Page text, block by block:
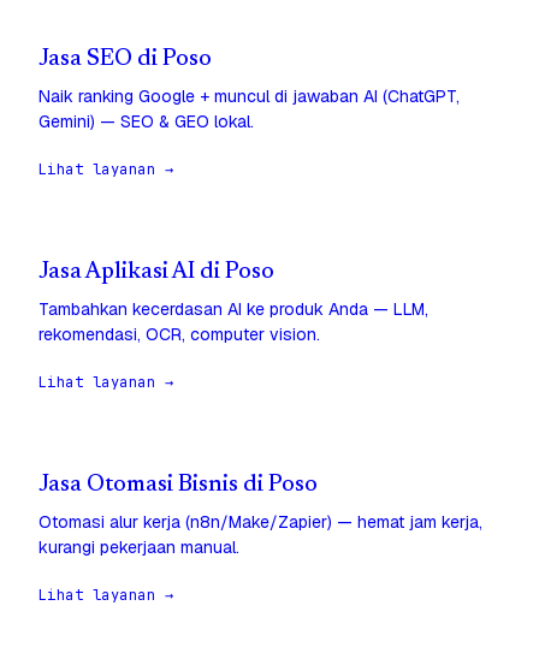
Jasa SEO di Poso
Naik ranking Google + muncul di jawaban AI (ChatGPT,
Gemini) — SEO & GEO lokal.
Lihat layanan →
Jasa Aplikasi AI di Poso
Tambahkan kecerdasan AI ke produk Anda — LLM,
rekomendasi, OCR, computer vision.
Lihat layanan →
Jasa Otomasi Bisnis di Poso
Otomasi alur kerja (n8n/Make/Zapier) — hemat jam kerja,
kurangi pekerjaan manual.
Lihat layanan →